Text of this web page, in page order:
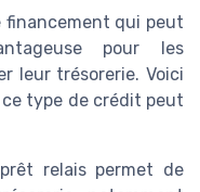
financement qui peut
pour les
leur trésorerie. Voici
type de crédit peut
relais permet de